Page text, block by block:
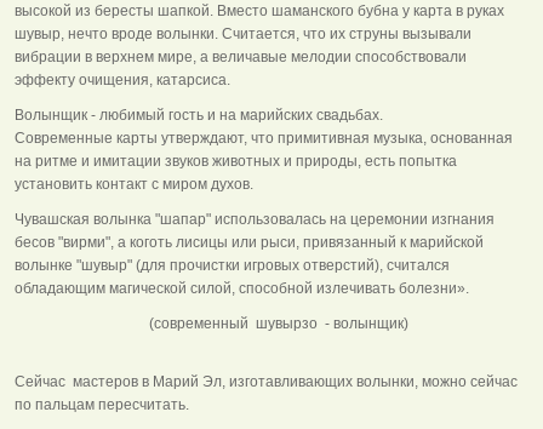
высокой из бересты шапкой. Вместо шаманского бубна у карта в руках
шувыр, нечто вроде волынки. Считается, что их струны вызывали
вибрации в верхнем мире, а величавые мелодии способствовали
эффекту очищения, катарсиса.
Волынщик - любимый гость и на марийских свадьбах.
Современные карты утверждают, что примитивная музыка, основанная
на ритме и имитации звуков животных и природы, есть попытка
установить контакт с миром духов.
Чувашская волынка "шапар" использовалась на церемонии изгнания
бесов "вирми", а коготь лисицы или рыси, привязанный к марийской
волынке "шувыр" (для прочистки игровых отверстий), считался
обладающим магической силой, способной излечивать болезни».
(современный шувырзо - волынщик)
Сейчас мастеров в Марий Эл, изготавливающих волынки, можно сейчас
по пальцам пересчитать.